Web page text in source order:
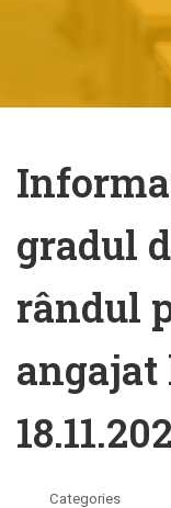
gradul
rândul
angajat
Categories